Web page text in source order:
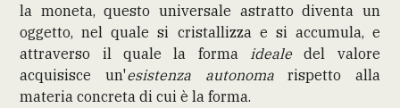
la moneta, questo universale astratto diventa un
oggetto, nel quale si cristallizza e si accumula, e
attraverso il quale la forma idealedel valore
acquisisce un'esistenza autonomarispetto alla
materia concreta di cui è la forma.